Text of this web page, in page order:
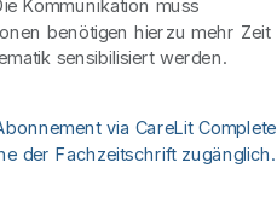
Kommunikation muss
benötigen hierzu mehr Zeit
sensibilisiert werden.
via CareLit Complete
der Fachzeitschrift zugänglich.